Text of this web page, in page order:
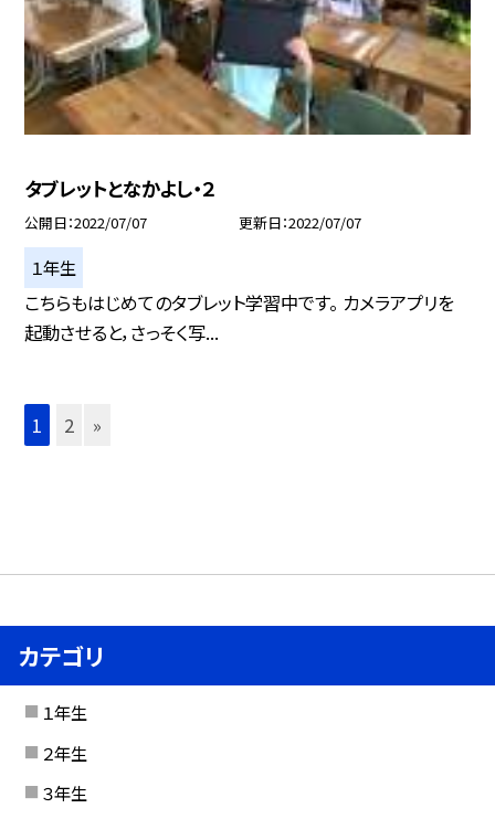
タブレットとなかよし・２
公開日 2022/07/07 更新日 2022/07/07
１年生
こちらもはじめてのタブレット学習中です。 カメラアプリを
起動させると，さっそく写...
1 2 »
カテゴリ
１年生
２年生
３年生